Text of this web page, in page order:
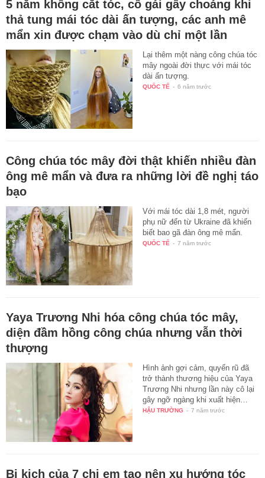
5 năm không cắt tóc, cô gái gây choáng khi
thả tung mái tóc dài ấn tượng, các anh mê
mẩn xin được chạm vào dù chỉ một lần
Lại thêm một nàng công chúa tóc
mây ngoài đời thực với mái tóc
dài ấn tượng.
QUỐC TẾ - 6 năm trước
Công chúa tóc mây đời thật khiến nhiều đàn
ông mê mẩn và đưa ra những lời đề nghị táo
bạo
Với mái tóc dài 1,8 mét, người
phụ nữ đến từ Ukraine đã khiến
biết bao gã đàn ông mê mẩn.
QUỐC TẾ - 7 năm trước
Yaya Trương Nhi hóa công chúa tóc mây,
diện đầm hồng công chúa nhưng vẫn thời
thượng
Hình ảnh gợi cảm, quyến rũ đã
trở thành thương hiệu của Yaya
Trương Nhi nhưng lần này cô lại
gây ngỡ ngàng khi xuất hiện…
HẬU TRƯỜNG - 7 năm trước
Bi kịch của 7 chị em tạo nên xu hướng tóc